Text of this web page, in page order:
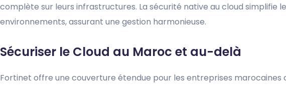
complète sur leurs infrastructures. La sécurité native au cloud simplifie
environnements, assurant une gestion harmonieuse.
Sécuriser le Cloud au Maroc et au-delà
Fortinet offre une couverture étendue pour les entreprises